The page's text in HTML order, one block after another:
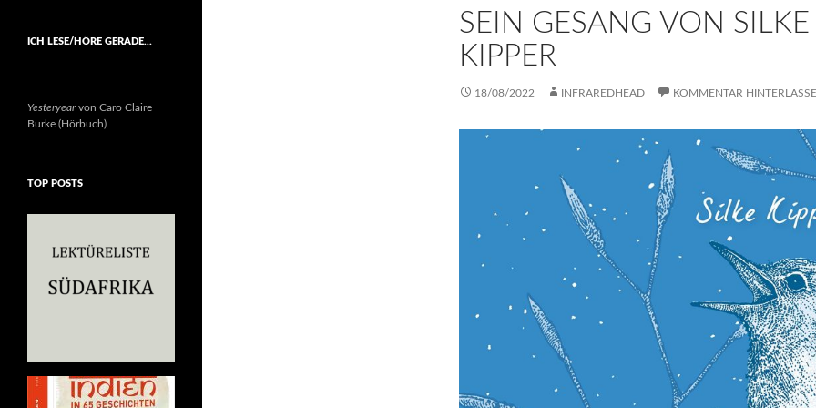
SEIN GESANG VON SILKE
KIPPER
18/08/2022 INFRAREDHEAD KOMMENTAR
ICH LESE/HÖRE GERADE…
Yesteryearvon Caro Claire
Burke (Hörbuch)
TOP POSTS